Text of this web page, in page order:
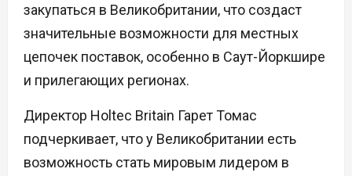
закупаться в Великобритании, что создаст
значительные возможности для местных
цепочек поставок, особенно в Саут-Йоркшире
и прилегающих регионах.
Директор Holtec Britain Гарет Томас
подчеркивает, что у Великобритании есть
возможность стать мировым лидером в